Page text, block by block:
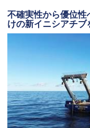
不確実性から優位
けの新イニシアチブ